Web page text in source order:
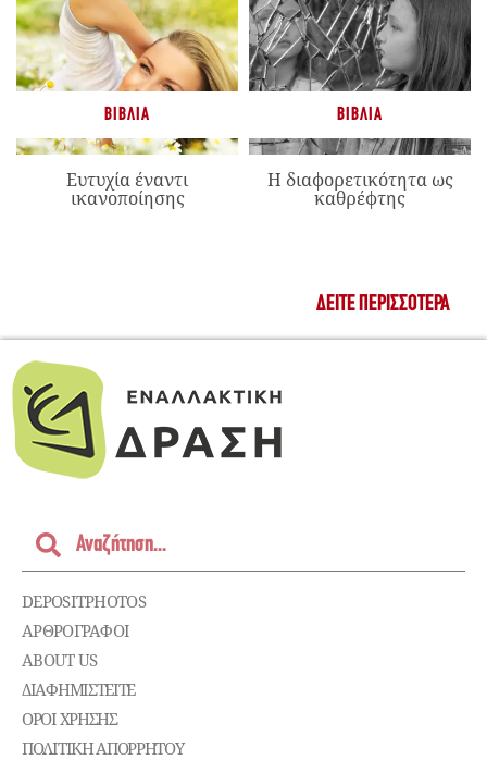
ΒΙΒΛΊΑ
Ευτυχία έναντι
ικανοποίησης
ΒΙΒΛΊΑ
Η διαφορετικότητα ως
καθρέφτης
ΔΕΊΤΕ ΠΕΡΙΣΣΌΤΕΡΑ
DEPOSITPHOTOS
ΑΡΘΡΟΓΡΑΦΟΙ
ABOUT US
ΔΙΑΦΗΜΙΣΤΕΊΤΕ
ΌΡΟΙ ΧΡΉΣΗΣ
ΠΟΛΙΤΙΚΉ ΑΠΟΡΡΉΤΟΥ